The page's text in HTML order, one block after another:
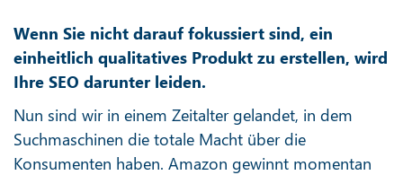
Wenn Sie nicht darauf fokussiert sind, ein
einheitlich qualitatives Produkt zu erstellen, wird
Ihre SEO darunter leiden.
Nun sind wir in einem Zeitalter gelandet, in dem
Suchmaschinen die totale Macht über die
Konsumenten haben. Amazon gewinnt momentan